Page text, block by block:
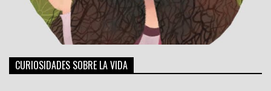
CURIOSIDADES SOBRE LA VIDA